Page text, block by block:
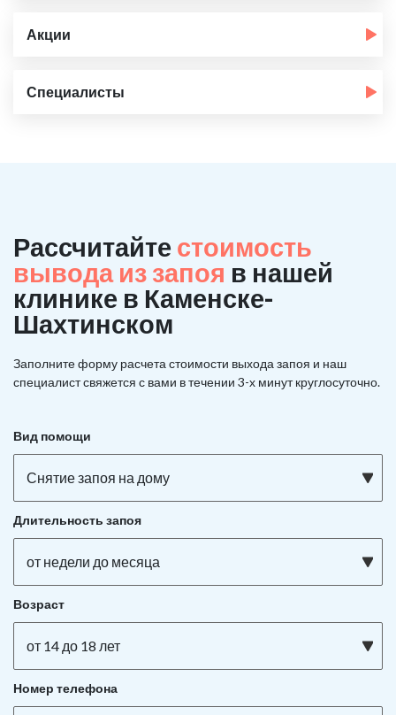
Акции
Специалисты
Рассчитайте стоимость
вывода из запоя в нашей
клинике в Каменске-
Шахтинском
Заполните форму расчета стоимости выхода запоя и наш
специалист свяжется с вами в течении 3-х минут круглосуточно.
Вид помощи
Снятие запоя на дому
Длительность запоя
от недели до месяца
Возраст
от 14 до 18 лет
Номер телефона